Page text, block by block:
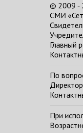
© 2009 -
СМИ
Главный
По
При